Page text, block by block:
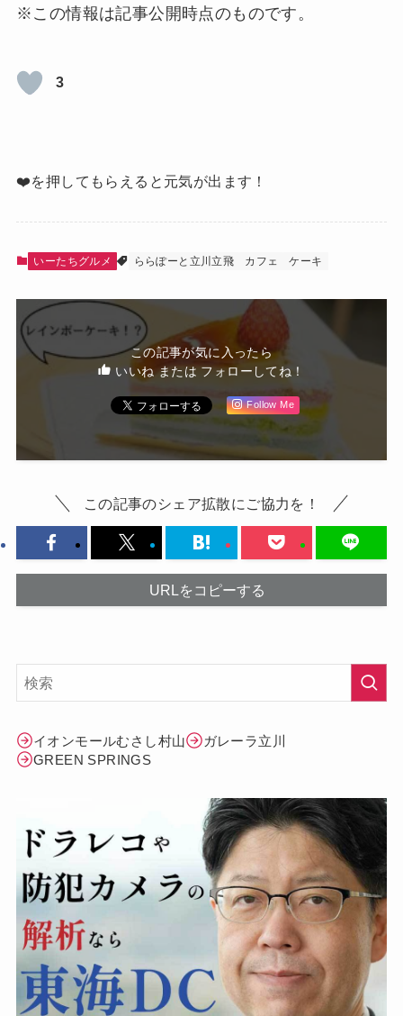
※この情報は記事公開時点のものです。
3
❤️を押してもらえると元気が出ます！
いーたちグルメ ららぽーと立川立飛 カフェ ケーキ
この記事が気に入ったら
いいね または フォローしてね！
Follow Me
この記事のシェア拡散にご協力を！
URLをコピーする
イオンモールむさし村山
ガレーラ立川
GREEN SPRINGS